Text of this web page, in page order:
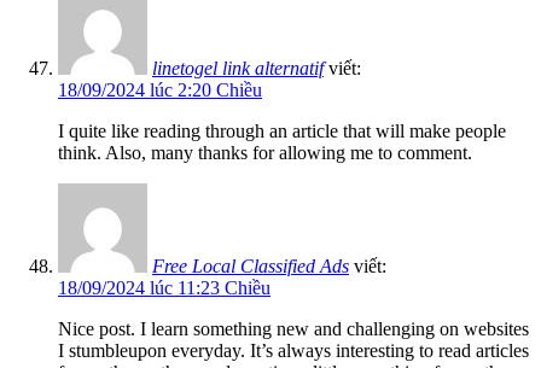
linetogel link alternatif viết:
18/09/2024 lúc 2:20 Chiều
I quite like reading through an article that will make people
think. Also, many thanks for allowing me to comment.
Free Local Classified Ads viết:
18/09/2024 lúc 11:23 Chiều
Nice post. I learn something new and challenging on websites
I stumbleupon everyday. It’s always interesting to read articles